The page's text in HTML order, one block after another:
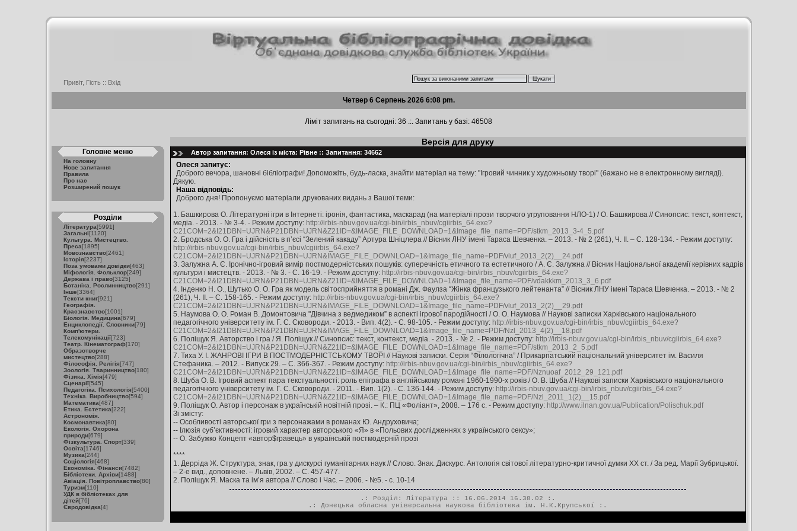
Привіт, Гість :: Вхід
Четвер 6 Серпень 2026 6:08 pm.
Ліміт запитань на сьогодні: 36 .:. Запитань у базі: 46508
Головне меню
На головну
Нове запитання
Правила
Про нас
Розширений пошук
Розділи
Література[5991]
Загальні[1120]
Культура. Мистецтво.
Преса[1895]
Мовознавство[2461]
Історія[2237]
Поза умовами довідки[463]
Міфологія. Фольклор[249]
Держава і право[3125]
Ботаніка. Рослинництво[291]
Інше[3364]
Тексти книг[921]
Географія.
Краєзнавство[1001]
Біологія. Медицина[679]
Енциклопедії. Словники[79]
Комп'ютери.
Телекомунікації[723]
Театр. Кінематограф[170]
Образотворче
мистецтво[288]
Філософія. Релігія[747]
Зоологія. Тваринництво[180]
Фізика. Хімія[479]
Сценарії[545]
Педагогіка. Психологія[5400]
Техніка. Виробництво[594]
Математика[487]
Етика. Естетика[222]
Астрономія.
Космонавтика[80]
Екологія. Охорона
природи[679]
Фізкультура. Спорт[339]
Освіта[1746]
Музика[244]
Соціологія[468]
Економіка. Фінанси[7482]
Бібліотеки. Архіви[1488]
Авіація. Повітроплавство[80]
Туризм[110]
УДК в бібліотеках для
дітей[76]
Євродовідка[4]
Версія для друку
Автор запитання: Олеся із міста: Рівне :: Запитання: 34662
Олеся запитує:
Доброго вечора, шановні бібліографи! Допоможіть, будь-ласка, знайти матеріал на тему: "Ігровий чинник у художньому творі" (бажано не в електронному вигляді).
Дякую.
Наша відповідь:
Доброго дня! Пропонуємо матеріали друкованих видань з Вашої теми:
1. Башкирова О. Літературні ігри в Інтернеті: іронія, фантастика, маскарад (на матеріалі прози творчого угруповання НЛО-1) / О. Башкирова // Синопсис: текст, контекст,
медіа. - 2013. - № 3-4. - Режим доступу: http://irbis-nbuv.gov.ua/cgi-bin/irbis_nbuv/cgiirbis_64.exe?
C21COM=2&I21DBN=UJRN&P21DBN=UJRN&Z21ID=&IMAGE_FILE_DOWNLOAD=1&Image_file_name=PDF/stkm_2013_3-4_5.pdf
2. Бродська О. О. Гра і дійсність в п’єсі “Зелений какаду” Артура Шніцлера // Вісник ЛНУ імені Тараса Шевченка. – 2013. - № 2 (261), Ч. ІІ. – С. 128-134. - Режим доступу:
http://irbis-nbuv.gov.ua/cgi-bin/irbis_nbuv/cgiirbis_64.exe?
C21COM=2&I21DBN=UJRN&P21DBN=UJRN&IMAGE_FILE_DOWNLOAD=1&Image_file_name=PDF/vluf_2013_2(2)__24.pdf
3. Залужна А. Є. Іронічно-ігровий вимір постмодерністських пошуків: суперечність етичного та естетичного / А. Є. Залужна // Вісник Національної академії керівних кадрів
культури і мистецтв. - 2013. - № 3. - С. 16-19. - Режим доступу: http://irbis-nbuv.gov.ua/cgi-bin/irbis_nbuv/cgiirbis_64.exe?
C21COM=2&I21DBN=UJRN&P21DBN=UJRN&Z21ID=&IMAGE_FILE_DOWNLOAD=1&Image_file_name=PDF/vdakkkm_2013_3_6.pdf
4. Інденко Н. О., Шутько О. О. Гра як модель світосприйняття в романі Дж. Фаулза “Жінка французького лейтенанта” // Вісник ЛНУ імені Тараса Шевченка. – 2013. - № 2
(261), Ч. ІІ. – С. 158-165. - Режим доступу: http://irbis-nbuv.gov.ua/cgi-bin/irbis_nbuv/cgiirbis_64.exe?
C21COM=2&I21DBN=UJRN&P21DBN=UJRN&IMAGE_FILE_DOWNLOAD=1&Image_file_name=PDF/vluf_2013_2(2)__29.pdf
5. Наумова О. О. Роман В. Домонтовича "Дівчина з ведмедиком” в аспекті ігрової пародійності / О. О. Наумова // Наукові записки Харківського національного
педагогічного університету ім. Г. С. Сковороди. - 2013. - Вип. 4(2). - С. 98-105. - Режим доступу: http://irbis-nbuv.gov.ua/cgi-bin/irbis_nbuv/cgiirbis_64.exe?
C21COM=2&I21DBN=UJRN&P21DBN=UJRN&IMAGE_FILE_DOWNLOAD=1&Image_file_name=PDF/Nzl_2013_4(2)__18.pdf
6. Поліщук Я. Авторство і гра / Я. Поліщук // Синопсис: текст, контекст, медіа. - 2013. - № 2. - Режим доступу: http://irbis-nbuv.gov.ua/cgi-bin/irbis_nbuv/cgiirbis_64.exe?
C21COM=2&I21DBN=UJRN&P21DBN=UJRN&Z21ID=&IMAGE_FILE_DOWNLOAD=1&Image_file_name=PDF/stkm_2013_2_5.pdf
7. Тиха У. І. ЖАНРОВІ ІГРИ В ПОСТМОДЕРНІСТСЬКОМУ ТВОРІ // Наукові записки. Серія “Філологічна” / Прикарпатський національний університет ім. Василя
Стефаника. – 2012. - Випуск 29. – С. 366-367. - Режим доступу: http://irbis-nbuv.gov.ua/cgi-bin/irbis_nbuv/cgiirbis_64.exe?
C21COM=2&I21DBN=UJRN&P21DBN=UJRN&Z21ID=&IMAGE_FILE_DOWNLOAD=1&Image_file_name=PDF/Nznuoaf_2012_29_121.pdf
8. Шуба О. В. Ігровий аспект пара текстуальності: роль епіграфа в англійському романі 1960-1990-х років / О. В. Шуба // Наукові записки Харківського національного
педагогічного університету ім. Г. С. Сковороди. - 2011. - Вип. 1(2). - С. 136-144. - Режим доступу: http://irbis-nbuv.gov.ua/cgi-bin/irbis_nbuv/cgiirbis_64.exe?
C21COM=2&I21DBN=UJRN&P21DBN=UJRN&Z21ID=&IMAGE_FILE_DOWNLOAD=1&Image_file_name=PDF/Nzl_2011_1(2)__15.pdf
9. Поліщук О. Автор і персонаж в українській новітній прозі. – К.: ПЦ «Фоліант», 2008. – 176 с. - Режим доступу: http://www.ilnan.gov.ua/Publication/Polischuk.pdf
Зі змісту:
-- Особливості авторської гри з персонажами в романах Ю. Андруховича;
-- Ілюзія суб’єктивності: ігровий характер авторського «Я» в «Польових дослідженнях з українського сексу»;
-- О. Забужко Концепт «автор$гравець» в українській постмодерній прозі
****
1. Дерріда Ж. Структура, знак, гра у дискурсі гуманітарних наук // Слово. Знак. Дискурс. Антологія світової літературно-критичної думки XX ст. / За ред. Марії Зубрицької.
– 2-е вид., доповнене. – Львів, 2002. – С. 457-477.
2. Поліщук Я. Маска та ім’я автора // Слово і Час. – 2006. - №5. - с. 10-14
.: Розділ: Література :: 16.06.2014 16.38.02 :.
.: Донецька обласна універсальна наукова бібліотека ім. Н.К.Крупської :.